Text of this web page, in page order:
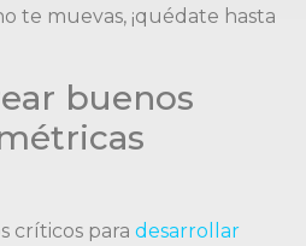
te muevas, ¡quédate hasta
buenos
críticos para desarrollar